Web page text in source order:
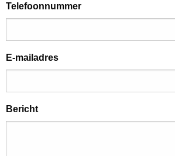
Telefoonnummer
E-mailadres
Bericht